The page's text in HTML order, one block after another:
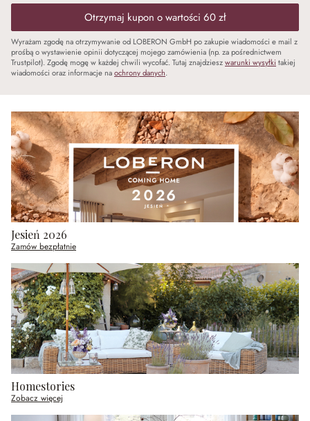
Otrzymaj kupon o wartości 60 zł
Wyrażam zgodę na otrzymywanie od LOBERON GmbH po zakupie wiadomości e mail z
prośbą o wystawienie opinii dotyczącej mojego zamówienia (np. za pośrednictwem
Trustpilot). Zgodę mogę w każdej chwili wycofać. Tutaj znajdzieszwarunki wysyłki takiej
wiadomości oraz informacje naochrony danych.
Jesień 2026
Zamów bezpłatnie
Homestories
Zobacz więcej